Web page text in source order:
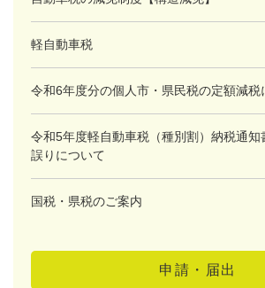
軽自動車税
令和6年度分の個人市・県民税の定額減税
令和5年度軽自動車税（種別割）納税通知
誤りについて
国税・県税のご案内
申請・届出